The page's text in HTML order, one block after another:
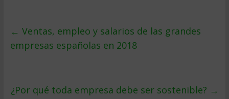
← Ventas, empleo y salarios de las grandes
empresas españolas en 2018
¿Por qué toda empresa debe ser sostenible? →